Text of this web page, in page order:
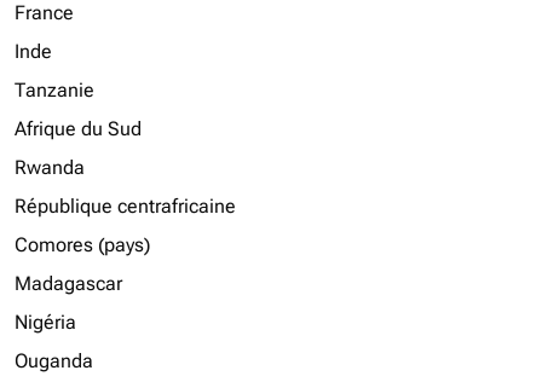
France
Inde
Tanzanie
Afrique du Sud
Rwanda
République centrafricaine
Comores (pays)
Madagascar
Nigéria
Ouganda